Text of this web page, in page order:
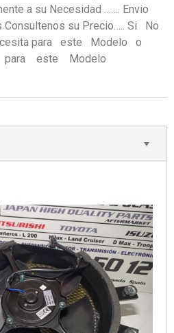
a su Necesidad ……. Envio
Consultenos su Precio….. Si No
para este Modelo o
para este Modelo